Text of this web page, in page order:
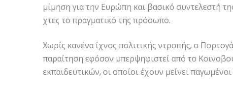
μίμηση για την Ευρώπη και βασικό συντελεστή
χτες το πραγματικό της πρόσωπο.
Χωρίς κανένα ίχνος πολιτικής ντροπής, ο
παραίτηση εφόσον υπερψηφιστεί από το
εκπαιδευτικών, οι οποίοι έχουν μείνει